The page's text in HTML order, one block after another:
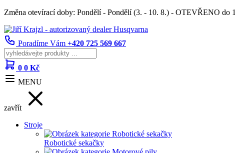
Změna otevírací doby: Pondělí - Pondělí (3. - 10. 8.) - OTEVŘENO do
Poradíme Vám +420 725 569 667
0 0 Kč
MENU
zavřít
Stroje
Robotické sekačky